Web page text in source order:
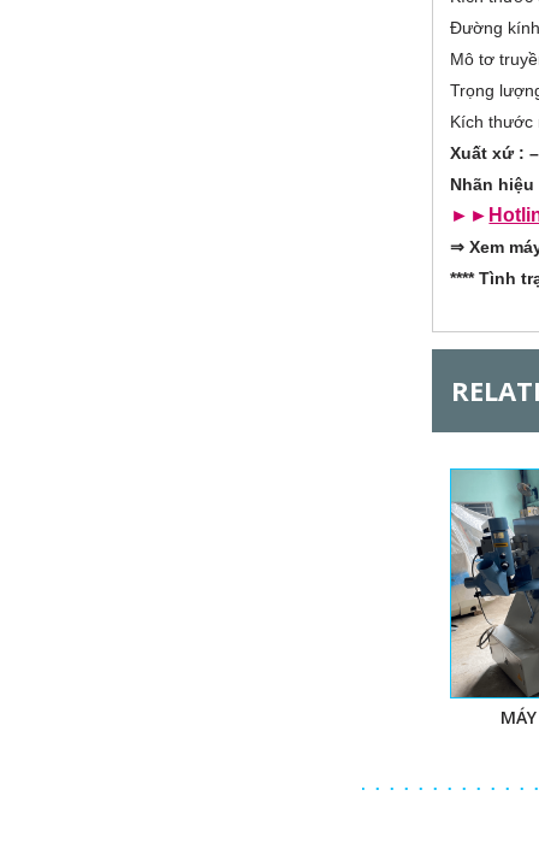
n
a
G
Đường
Mô tơ
Trọng
Kích
Xuất xứ :
Nhãn
►►
⇒ Xem
**** Tình